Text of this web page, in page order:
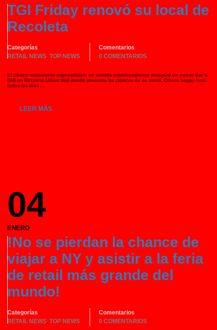
TGI Friday renovó su local de
Recoleta
Categorías
RETAIL NEWS TOP NEWS
Comentarios
0 COMENTARIOS
El clásico restaurante especializado en comida estadounidense inauguró un nuevo Bar &
Grill en Recoleta Urban Mall donde presenta los clásicos de su menú. Ofrece happy hour
todos los días …
LEER MÁS
04
ENERO
!No se pierdan la chance de
viajar a NY y asistir a la feria
de retail más grande del
mundo!
Categorías
RETAIL NEWS TOP NEWS
Comentarios
0 COMENTARIOS